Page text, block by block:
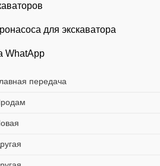
для экскаватора
WhatApp
передача